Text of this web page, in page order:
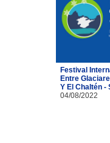
Festival
Entre
Y El Chaltén -
04/08/2022